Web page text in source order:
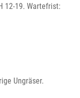
12-19. Wartefrist:
Ungräser.